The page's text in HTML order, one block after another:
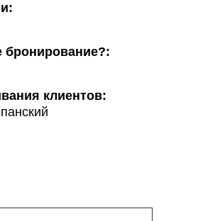
клиентов: